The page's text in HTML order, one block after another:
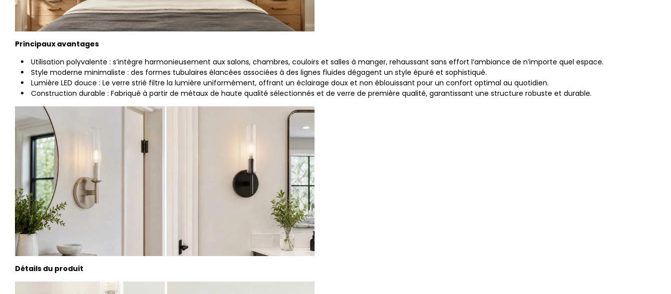
Principaux avantages
Utilisation polyvalente : s’intègre harmonieusement aux salons, chambres, couloirs et salles à manger, rehaussant sans effort l’ambiance de n’importe quel espace.
Style moderne minimaliste : des formes tubulaires élancées associées à des lignes fluides dégagent un style épuré et sophistiqué.
Lumière LED douce : Le verre strié filtre la lumière uniformément, offrant un éclairage doux et non éblouissant pour un confort optimal au quotidien.
Construction durable : Fabriqué à partir de métaux de haute qualité sélectionnés et de verre de première qualité, garantissant une structure robuste et durable.
Détails du produit